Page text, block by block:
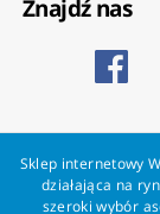
Znajdź nas
Sklep internetowy
działająca na
szeroki wybór